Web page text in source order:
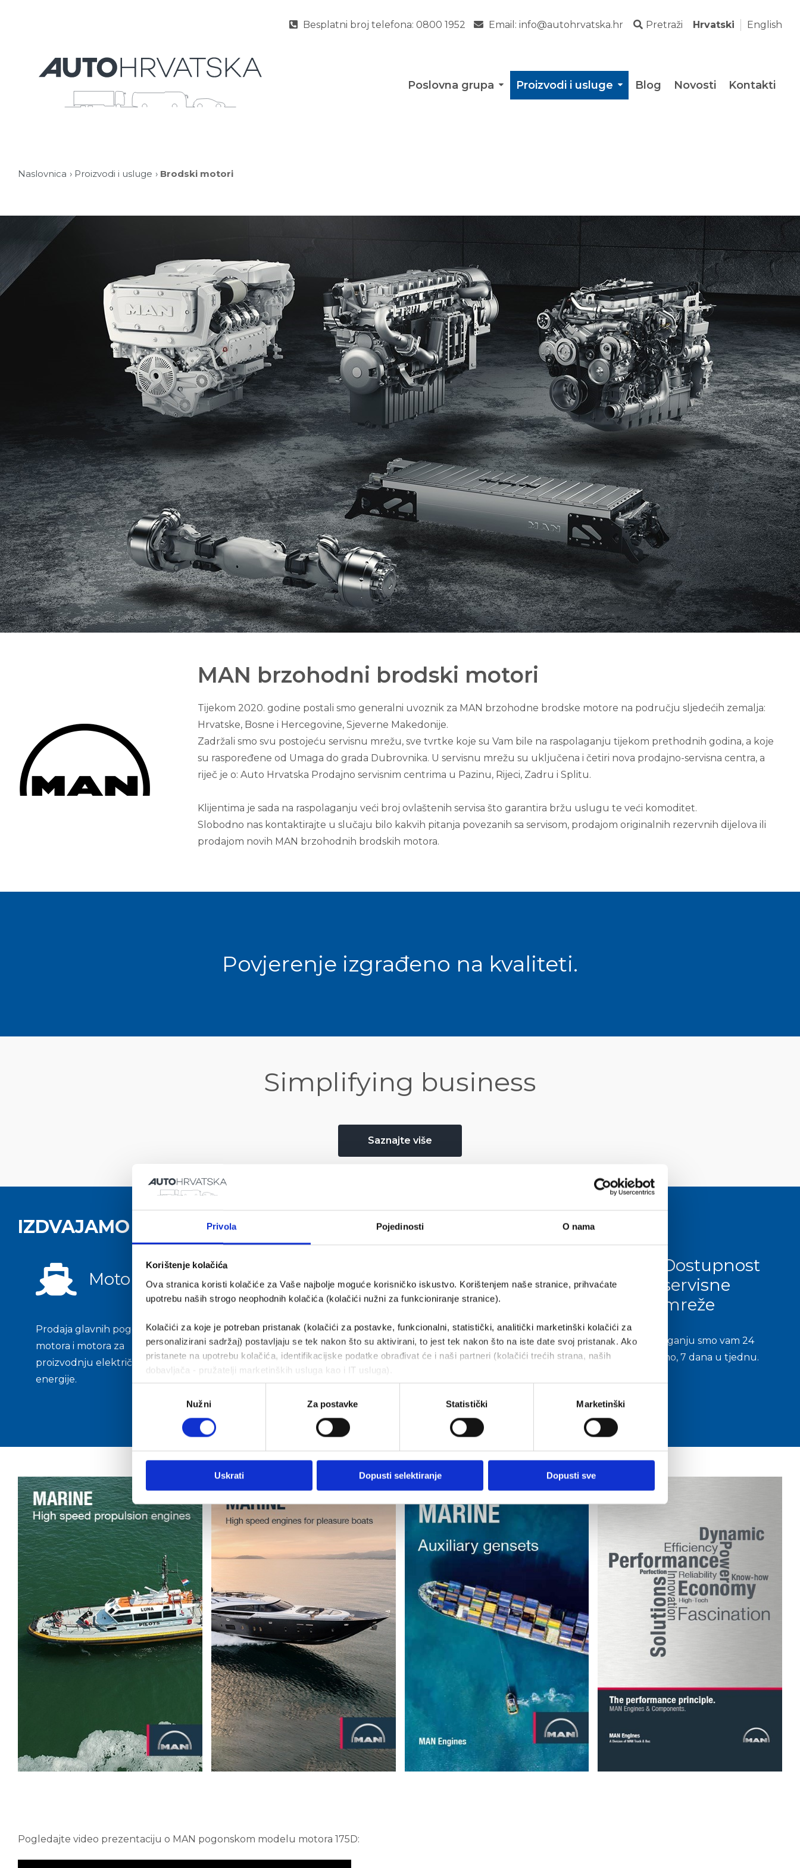
Privola Pojedinosti O nama
Korištenje kolačića
Ova stranica koristi kolačiće za Vaše najbolje moguće korisničko iskustvo. Korištenjem naše stranice, prihvaćate
upotrebu naših strogo neophodnih kolačića (kolačići nužni za funkcioniranje stranice).
Kolačići za koje je potreban pristanak (kolačići za postavke, funkcionalni, statistički, analitički marketinški kolačići za
personalizirani sadržaj) postavljaju se tek nakon što su aktivirani, to jest tek nakon što na iste date svoj pristanak. Ako
pristanete na upotrebu kolačića, identifikacijske podatke obrađivat će i naši partneri (kolačići trećih strana, naših
dobavljača - pružatelji marketinških usluga kao i IT usluga).
Nužni Za postavke Statistički Marketinški
Uskrati Dopusti selektiranje Dopusti sve
Besplatni broj telefona: 0800 1952 Email: info@autohrvatska.hr Pretraži Hrvatski English
Poslovna grupa Proizvodi i usluge Blog Novosti Kontakti
Naslovnica Proizvodi i usluge Brodski motori
MAN brzohodni brodski motori
Tijekom 2020. godine postali smo generalni uvoznik za MAN brzohodne brodske motore na području sljedećih zemalja:
Hrvatske, Bosne i Hercegovine, Sjeverne Makedonije.
Zadržali smo svu postojeću servisnu mrežu, sve tvrtke koje su Vam bile na raspolaganju tijekom prethodnih godina, a koje
su raspoređene od Umaga do grada Dubrovnika. U servisnu mrežu su uključena i četiri nova prodajno-servisna centra, a
riječ je o: Auto Hrvatska Prodajno servisnim centrima u Pazinu, Rijeci, Zadru i Splitu.
Klijentima je sada na raspolaganju veći broj ovlaštenih servisa što garantira bržu uslugu te veći komoditet.
Slobodno nas kontaktirajte u slučaju bilo kakvih pitanja povezanih sa servisom, prodajom originalnih rezervnih dijelova ili
prodajom novih MAN brzohodnih brodskih motora.
Povjerenje izgrađeno na kvaliteti.
Simplifying business
Saznajte više
IZDVAJAMO ZA VAS
Motori
Prodaja glavnih pogonskih
motora i motora za
proizvodnju električne
energije.
rezervnih
dijelova
Veliki izbor originalnih
rezervnih dijelova koji su vam
na raspolaganju unutar 24-48
Jamstvo
Mogućnost dokupa jamstva.
Održavanje tijekom i van
jamstvenog roka.
Dostupnost
servisne
mreže
Na raspolaganju smo vam 24
sata dnevno, 7 dana u tjednu.
Pogledajte video prezentaciju o MAN pogonskom modelu motora 175D: